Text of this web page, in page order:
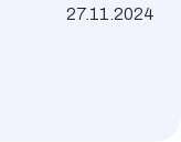
27.11.2024